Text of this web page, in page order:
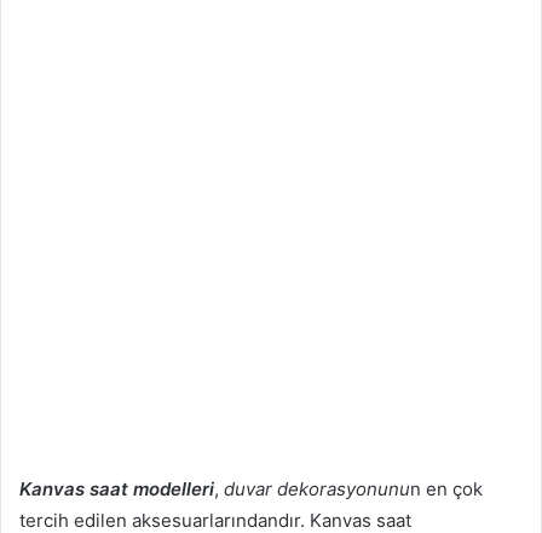
Kanvas saat modelleri, duvar dekorasyonunun en çok
tercih edilen aksesuarlarındandır. Kanvas saat